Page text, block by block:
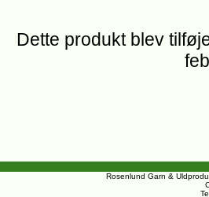
Dette produkt blev
Rosenlund Garn &